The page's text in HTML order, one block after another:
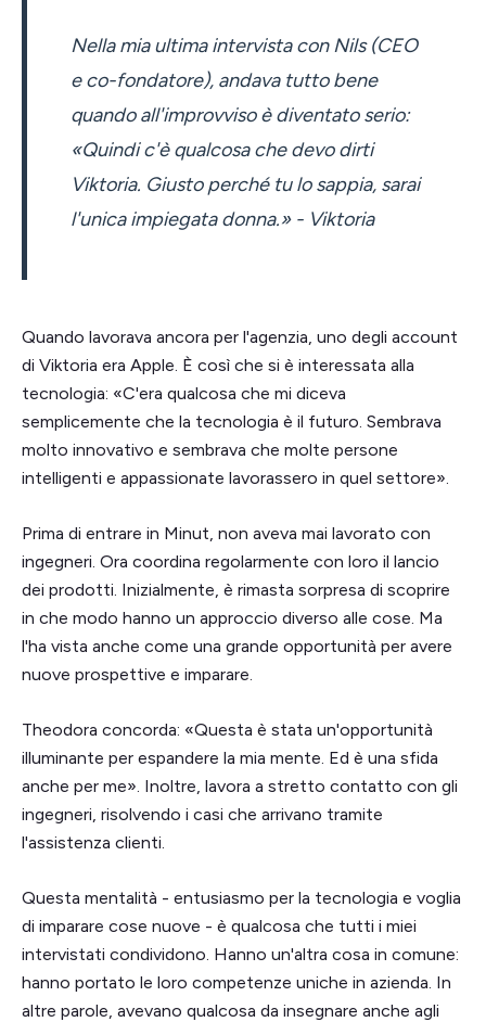
Nella mia ultima intervista con Nils (CEO
e co-fondatore), andava tutto bene
quando all'improvviso è diventato serio:
«Quindi c'è qualcosa che devo dirti
Viktoria. Giusto perché tu lo sappia, sarai
l'unica impiegata donna.» - Viktoria
Quando lavorava ancora per l'agenzia, uno degli account
di Viktoria era Apple. È così che si è interessata alla
tecnologia: «C'era qualcosa che mi diceva
semplicemente che la tecnologia è il futuro. Sembrava
molto innovativo e sembrava che molte persone
intelligenti e appassionate lavorassero in quel settore».
Prima di entrare in Minut, non aveva mai lavorato con
ingegneri. Ora coordina regolarmente con loro il lancio
dei prodotti. Inizialmente, è rimasta sorpresa di scoprire
in che modo hanno un approccio diverso alle cose. Ma
l'ha vista anche come una grande opportunità per avere
nuove prospettive e imparare.
Theodora concorda: «Questa è stata un'opportunità
illuminante per espandere la mia mente. Ed è una sfida
anche per me». Inoltre, lavora a stretto contatto con gli
ingegneri, risolvendo i casi che arrivano tramite
l'assistenza clienti.
Questa mentalità - entusiasmo per la tecnologia e voglia
di imparare cose nuove - è qualcosa che tutti i miei
intervistati condividono. Hanno un'altra cosa in comune:
hanno portato le loro competenze uniche in azienda. In
altre parole, avevano qualcosa da insegnare anche agli